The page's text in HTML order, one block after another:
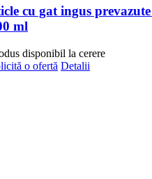
cu gat ingus
ml
disponibil la cerere
o ofertă Detalii